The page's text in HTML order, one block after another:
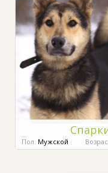
Пол: Мужской